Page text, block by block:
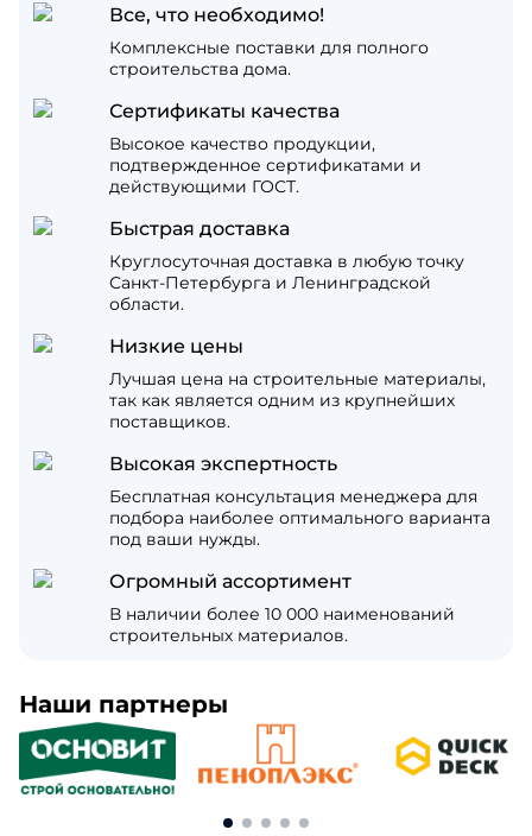
Все, что необходимо!
Комплексные поставки для полного
строительства дома.
Сертификаты качества
Высокое качество продукции,
подтвержденное сертификатами и
действующими ГОСТ.
Быстрая доставка
Круглосуточная доставка в любую точку
Санкт-Петербурга и Ленинградской
области.
Низкие цены
Лучшая цена на строительные материалы,
так как является одним из крупнейших
поставщиков.
Высокая экспертность
Бесплатная консультация менеджера для
подбора наиболее оптимального варианта
под ваши нужды.
Огромный ассортимент
В наличии более 10 000 наименований
строительных материалов.
Наши партнеры